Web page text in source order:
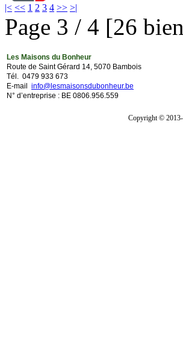
|< << 1 2 3 4 >> >|
Page 3 / 4 [26
Les Maisons du Bonheur
Route de Saint Gérard 14, 5070 Bambois
Tél. 0479 933 673
E-mail info@lesmaisonsdubonheur.be
N° d’entreprise : BE 0806.956.559
Copyright © 2013-